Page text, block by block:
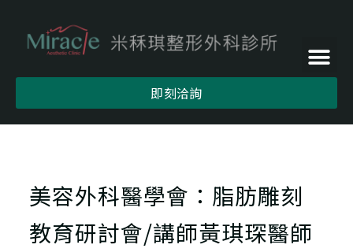
即刻洽詢
美容外科醫學會：脂肪雕刻
教育研討會/講師黃琪琛醫師